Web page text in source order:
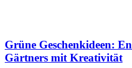
Grüne Geschenkideen:
Gärtners mit Kreativität